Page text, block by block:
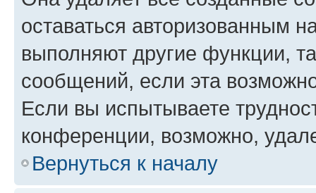
оставаться авторизованным
выполняют другие функции,
сообщений, если эта
Если вы испытываете
конференции, возможно,
Вернуться к началу